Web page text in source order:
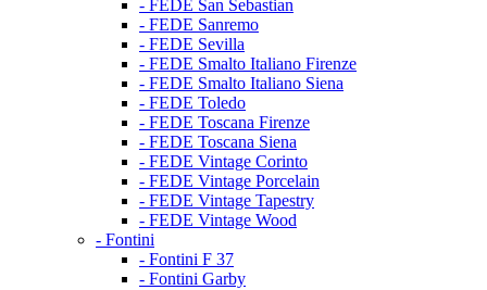
- FEDE San Sebastian
- FEDE Sanremo
- FEDE Sevilla
- FEDE Smalto Italiano Firenze
- FEDE Smalto Italiano Siena
- FEDE Toledo
- FEDE Toscana Firenze
- FEDE Toscana Siena
- FEDE Vintage Corinto
- FEDE Vintage Porcelain
- FEDE Vintage Tapestry
- FEDE Vintage Wood
- Fontini
- Fontini F 37
- Fontini Garby